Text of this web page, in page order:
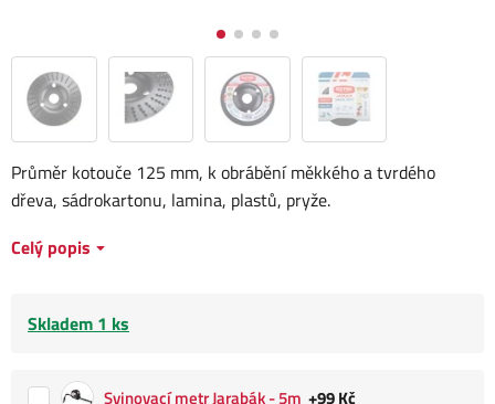
Průměr kotouče 125 mm, k obrábění měkkého a tvrdého
dřeva, sádrokartonu, lamina, plastů, pryže.
Celý popis
Skladem 1 ks
Svinovací metr Jarabák - 5m +99 Kč